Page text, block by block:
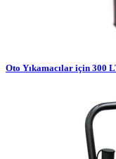
Oto Yıkamacılar için 300